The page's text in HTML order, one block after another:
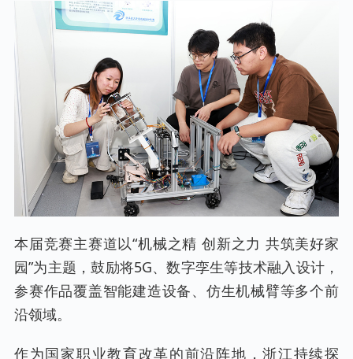
本届竞赛主赛道以“机械之精 创新之力 共筑美好家
园”为主题，鼓励将5G、数字孪生等技术融入设计，
参赛作品覆盖智能建造设备、仿生机械臂等多个前
沿领域。
作为国家职业教育改革的前沿阵地，浙江持续探